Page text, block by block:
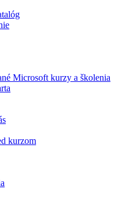
Microsoft kurzy a školenia
kurzom